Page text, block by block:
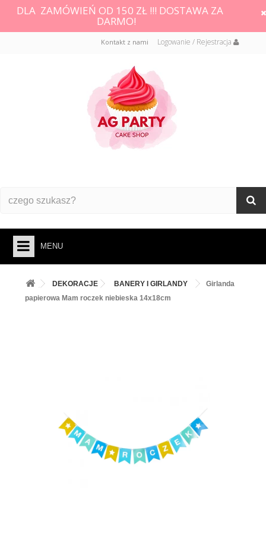
DLA ZAMÓWIEŃ OD 150 ZŁ !!! DOSTAWA ZA
DARMO!
Logowanie / Rejestracja
Kontakt z nami
MENU
PIECZENIE
PODKŁADY /PRZEKŁADKI/WSPORNIKI/BANKETÓWKI
DEKORACJE BANERY I GIRLANDY
Girlanda
papierowa Mam roczek niebieska 14x18cm